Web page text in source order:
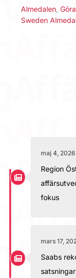
Almedalen,
Sweden
maj 4, 2026
Region
fokus
mars 17,
Saabs